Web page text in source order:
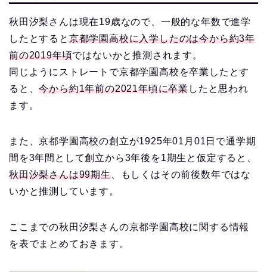
秋田汐梨さんは現在19歳なので、一般的な年数で進学
したとすると 京都学園高校に入学したのは今から約3年
前の2019年頃ではないかと推測されます。
同じようにストレートで京都学園高校を卒業したとす
ると、今から約1年前の2021年頃に卒業したと思われ
ます。
また、京都学園高校の創立が1925年01月01日で通学期
間を3年間として創立から3年後を1期生と仮定すると、
秋田汐梨さんは99期生、もしくはその前後数年ではな
いかと推測しています。
ここまでの秋田汐梨さんの京都学園高校に関する情報
を表でまとめておきます。